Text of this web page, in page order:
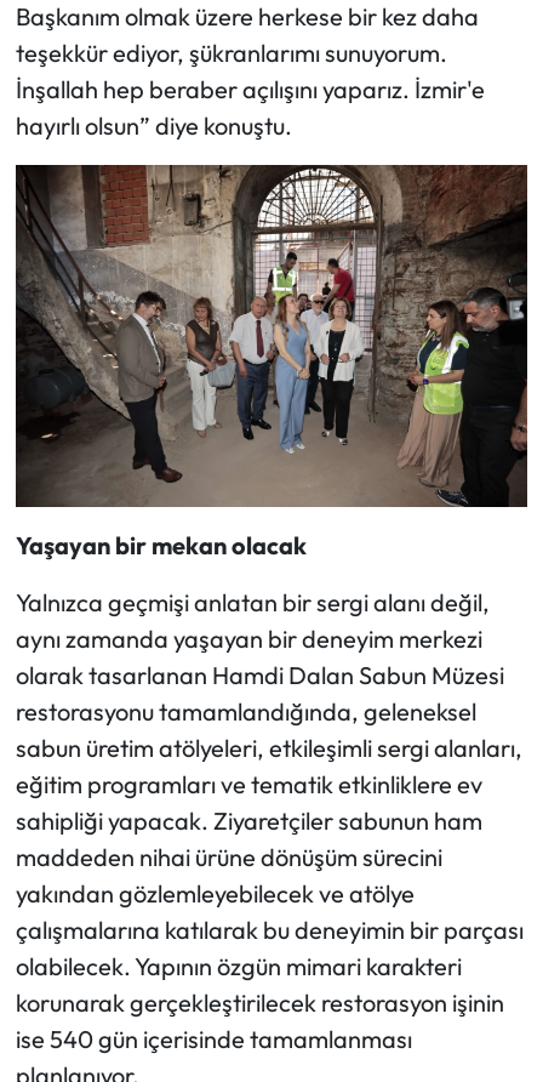
Başkanım olmak üzere herkese bir kez daha
teşekkür ediyor, şükranlarımı sunuyorum.
İnşallah hep beraber açılışını yaparız. İzmir'e
hayırlı olsun” diye konuştu.
Yaşayan bir mekan olacak
Yalnızca geçmişi anlatan bir sergi alanı değil,
aynı zamanda yaşayan bir deneyim merkezi
olarak tasarlanan Hamdi Dalan Sabun Müzesi
restorasyonu tamamlandığında, geleneksel
sabun üretim atölyeleri, etkileşimli sergi alanları,
eğitim programları ve tematik etkinliklere ev
sahipliği yapacak. Ziyaretçiler sabunun ham
maddeden nihai ürüne dönüşüm sürecini
yakından gözlemleyebilecek ve atölye
çalışmalarına katılarak bu deneyimin bir parçası
olabilecek. Yapının özgün mimari karakteri
korunarak gerçekleştirilecek restorasyon işinin
ise 540 gün içerisinde tamamlanması
planlanıyor.